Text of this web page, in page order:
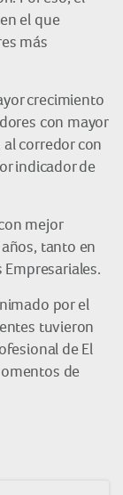
el que
más
crecimiento
con mayor
corredor con
indicador de
mejor
tanto en
por el
tuvieron
de El
de